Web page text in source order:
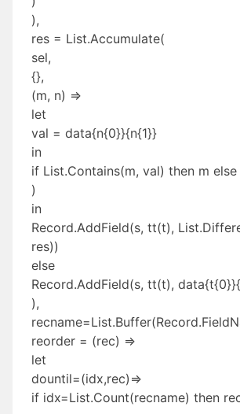
),
res = List.Accumulate(
sel,
{},
(m, n) =>
let
val = data{n{0}}{n{1}}
in
if List.Contains(m, val) then m
)
in
Record.AddField(s, tt(t),
res))
else
Record.AddField(s, tt(t),
),
reorder = (rec) =>
let
dountil=(idx,rec)=>
if idx=List.Count(recname) then